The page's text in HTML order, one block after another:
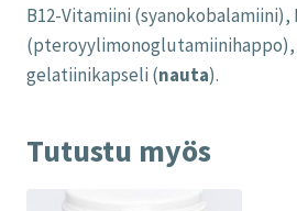
B12-Vitamiini (syanokobalamiini),
gelatiinikapseli (nauta).
Tutustu myös